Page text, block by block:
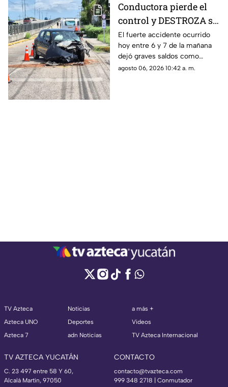
Conductora pierde el
control y DESTROZA su
auto; así fue el FUERTE
ACCIDENTE HOY en
Temozón Norte, Mérida
El fuerte accidente ocurrido
hoy entre 6 y 7 de la mañana
dejó graves saldos como
consecuencia en la zona de
agosto 06, 2026 10:42 a. m.
TV Azteca
Azteca UNO
Azteca 7
Noticias
Deportes
adn Noticias
a más +
Videos
TV Azteca Internacional
TV AZTECA YUCATÁN
C. 23 497 entre 58 Y 60,
Alcalá Martín, 97050
CONTACTO
contacto@tvazteca.com
999 348 2718 | Conmutador